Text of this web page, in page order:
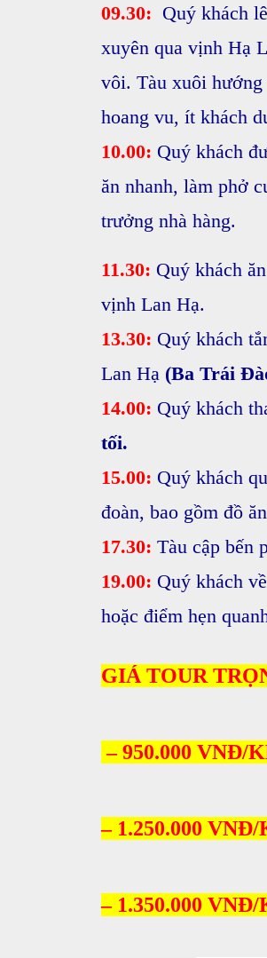
09.30: Quý khách
xuyên qua vịnh Hạ
vôi. Tàu xuôi
hoang vu, ít khách
10.00: Quý khách
ăn nhanh, làm phở
trưởng nhà hàng.
11.30: Quý khách
vịnh Lan Hạ.
13.30: Quý khách
Lan Hạ (Ba Trái
14.00: Quý khách
tối.
15.00: Quý khách
đoàn, bao gồm đồ
17.30: Tàu cập bến
19.00: Quý khách
hoặc điểm hẹn
GIÁ TOUR
– 950.000 VNĐ/
– 1.250.000
– 1.350.000